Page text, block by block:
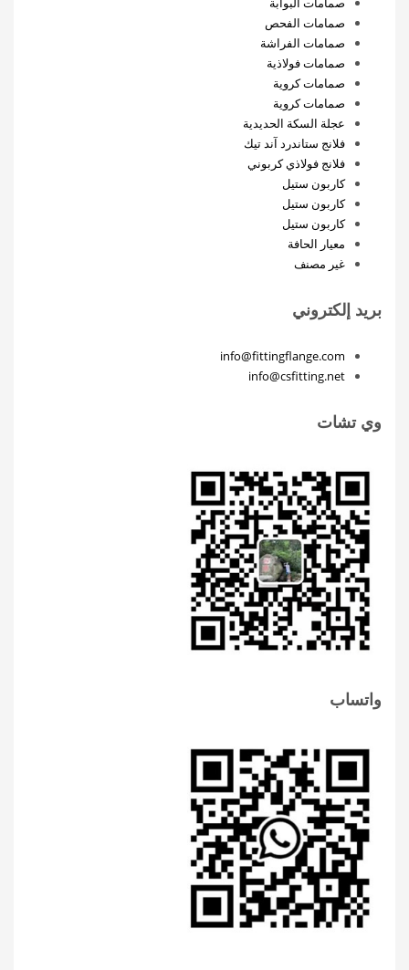
صمامات الفحص
صمامات الفراشة
صمامات فولاذية
صمامات كروية
صمامات كروية
عجلة السكة الحديدية
فلانج ستاندرد آند تيك
فلانج فولاذي كربوني
كاربون ستيل
كاربون ستيل
كاربون ستيل
معيار الحافة
غير مصنف
بريد إلكتروني
info@fittingflange.com
info@csfitting.net
وي تشات
واتساب